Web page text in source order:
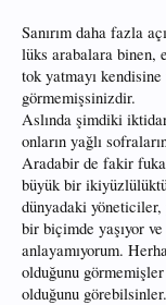
Sanırım daha fazla
lüks arabalara binen,
tok yatmayı
görmemişsinizdir.
Aslında şimdiki
onların yağlı
Aradabir de fakir
büyük bir
dünyadaki yöneticiler,
bir biçimde yaşıyor
anlayamıyorum.
olduğunu
olduğunu görebilsinler.